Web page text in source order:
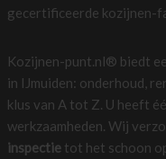
gecertificeerde kozijnen-
Kozijnen-punt.nl® biedt
in IJmuiden: onderhoud,
klus van A tot Z. U heeft
werkzaamheden. Wij
inspectietot het schoon